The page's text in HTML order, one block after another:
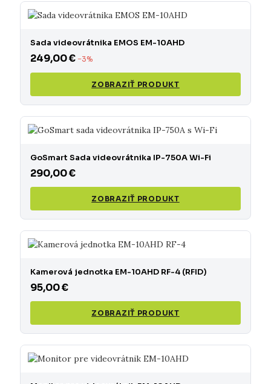
Sada videovrátnika EMOS EM-10AHD
249,00 €−3%
ZOBRAZIŤ PRODUKT
GoSmart Sada videovrátnika IP-750A Wi-Fi
290,00 €
ZOBRAZIŤ PRODUKT
Kamerová jednotka EM-10AHD RF-4 (RFID)
95,00 €
ZOBRAZIŤ PRODUKT